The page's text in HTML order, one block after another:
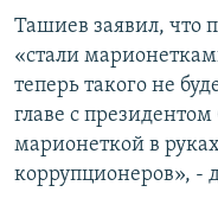
Ташиев заявил, что
«стали
теперь такого не
главе с
марионеткой в
коррупционеров», -